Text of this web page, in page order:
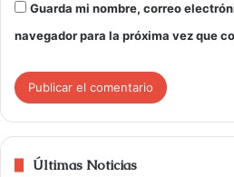
Guarda mi nombre, correo
navegador para la próxima vez que
Últimas Noticias